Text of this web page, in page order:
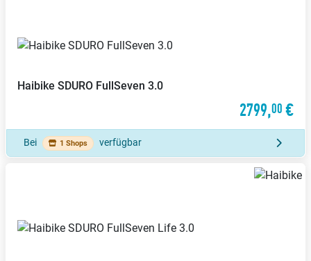
Haibike SDURO FullSeven 3.0
2799,00 €
Bei 1 Shops verfügbar